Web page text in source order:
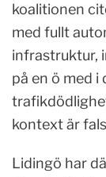
koalitionen
med fullt
infrastruktur,
på en ö med
kontext är
Lidingö har